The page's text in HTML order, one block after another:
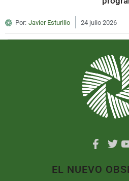
Por: Javier Esturillo 24 julio 2026
EL NUEVO